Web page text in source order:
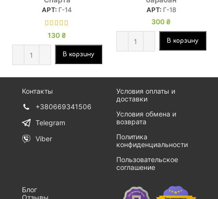
АРТ: Г-14
130 ₴
В корзину
АРТ: Г-18
300 ₴
В корзину
Контакты
+380669341506
Telegram
Viber
Условия оплаты и
доставки
Условия обмена и
возврата
Политика
конфиденциальности
Пользовательское
соглашение
Блог